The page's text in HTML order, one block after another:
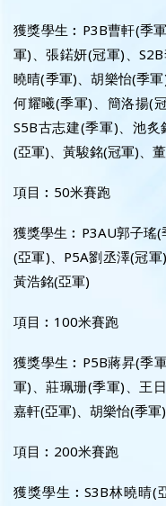
獲獎學生︰P3B曹軒(季
軍)、張鍩妍(冠軍)、
曉晴(季軍)、胡樂怡(季軍
何耀曦(季軍)、簡洛揚(
S5B古志建(季軍)、池
(亞軍)、黃駿銘(冠軍)、
項目︰50米賽跑
獲獎學生︰P3AU郭子瑤
(亞軍)、P5A劉丞澤(冠
黃浩銘(亞軍)
項目︰100米賽跑
獲獎學生︰P5B蔣昇(季
軍)、莊珮珊(季軍)、王
嘉軒(亞軍)、胡樂怡(季軍)
項目︰200米賽跑
獲獎學生︰S3B林曉晴(